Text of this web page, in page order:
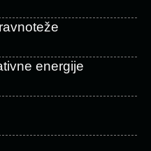
energije